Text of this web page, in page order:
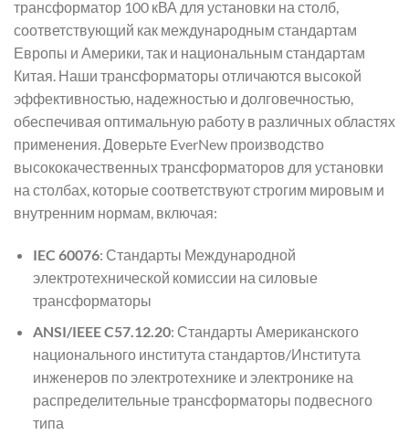
трансформатор 100 кВА для установки на столб,
соответствующий как международным стандартам
Европы и Америки, так и национальным стандартам
Китая. Наши трансформаторы отличаются высокой
эффективностью, надежностью и долговечностью,
обеспечивая оптимальную работу в различных областях
применения. Доверьте EverNew производство
высококачественных трансформаторов для установки
на столбах, которые соответствуют строгим мировым и
внутренним нормам, включая:
IEC 60076: Стандарты Международной
электротехнической комиссии на силовые
трансформаторы
ANSI/IEEE C57.12.20: Стандарты Американского
национального института стандартов/Института
инженеров по электротехнике и электронике на
распределительные трансформаторы подвесного
типа